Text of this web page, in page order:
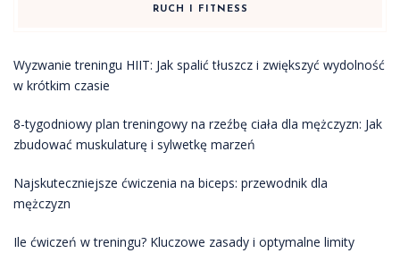
RUCH I FITNESS
Wyzwanie treningu HIIT: Jak spalić tłuszcz i zwiększyć wydolność
w krótkim czasie
8-tygodniowy plan treningowy na rzeźbę ciała dla mężczyzn: Jak
zbudować muskulaturę i sylwetkę marzeń
Najskuteczniejsze ćwiczenia na biceps: przewodnik dla
mężczyzn
Ile ćwiczeń w treningu? Kluczowe zasady i optymalne limity